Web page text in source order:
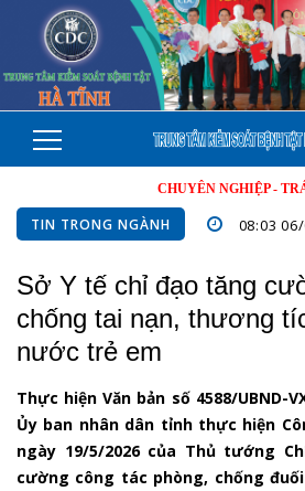
CHUYÊN NGHIỆP - TRÁCH
TIN TRONG NGÀNH 08:03
Sở Y tế chỉ đạo tăng
chống tai nạn, thương
nước trẻ em
Thực hiện Văn bản số 4588/UBND-
Ủy ban nhân dân tỉnh thực hiện
ngày 19/5/2026 của Thủ tướng
cường công tác phòng, chống